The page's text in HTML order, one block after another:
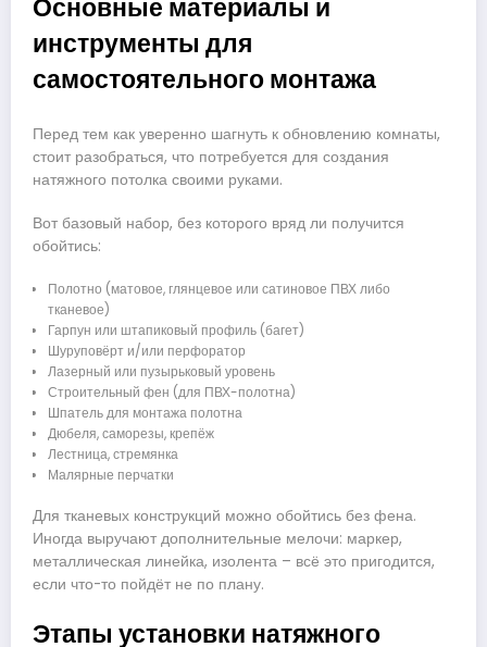
Основные материалы и
инструменты для
самостоятельного монтажа
Перед тем как уверенно шагнуть к обновлению комнаты,
стоит разобраться, что потребуется для создания
натяжного потолка своими руками.
Вот базовый набор, без которого вряд ли получится
обойтись:
Полотно (матовое, глянцевое или сатиновое ПВХ либо
тканевое)
Гарпун или штапиковый профиль (багет)
Шуруповёрт и/или перфоратор
Лазерный или пузырьковый уровень
Строительный фен (для ПВХ-полотна)
Шпатель для монтажа полотна
Дюбеля, саморезы, крепёж
Лестница, стремянка
Малярные перчатки
Для тканевых конструкций можно обойтись без фена.
Иногда выручают дополнительные мелочи: маркер,
металлическая линейка, изолента – всё это пригодится,
если что-то пойдёт не по плану.
Этапы установки натяжного